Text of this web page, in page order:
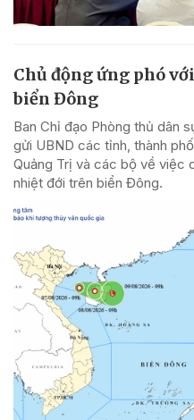
Chủ động ứng phó
biển Đông
Ban Chỉ đạo Phòng thủ dân
gửi UBND các tỉnh, thành
Quảng Trị và các bộ về việc
nhiệt đới trên biển Đông.